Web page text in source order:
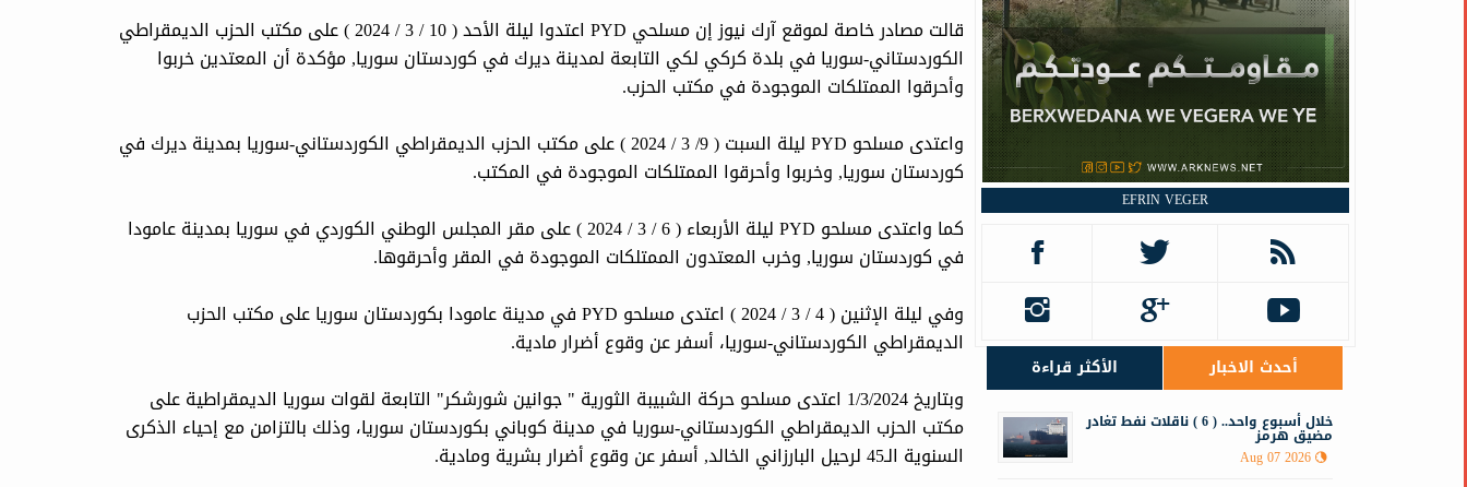
قالت مصادر خاصة لموقع آرك نيوز إن مسلحي PYD اعتدوا ليلة الأحد ( 10 / 3 / 2024 ) على مكتب الحزب الدیمقراطي
الكوردستاني-سوريا في بلدة كركي لكي التابعة لمدينة دیرك في كوردستان سوريا, مؤكدة أن المعتدين خربوا
وأحرقوا الممتلكات الموجودة في مكتب الحزب.
واعتدى مسلحو PYD ليلة السبت ( 9/ 3 / 2024 ) على مكتب الحزب الدیمقراطي الكوردستاني-سوريا بمدينة دیرك في
كوردستان سوريا, وخربوا وأحرقوا الممتلكات الموجودة في المكتب.
كما واعتدى مسلحو PYD ليلة الأربعاء ( 6 / 3 / 2024 ) على مقر المجلس الوطني الكوردي في سوريا بمدينة عامودا
في كوردستان سوريا, وخرب المعتدون الممتلكات الموجودة في المقر وأحرقوها.
وفي ليلة الإثنين ( 4 / 3 / 2024 ) اعتدى مسلحو PYD في مدينة عامودا بكوردستان سوريا على مكتب الحزب
الديمقراطي الكوردستاني-سوريا، أسفر عن وقوع أضرار مادية.
وبتاريخ 1/3/2024 اعتدى مسلحو حركة الشبيبة الثورية " جوانين شورشكر" التابعة لقوات سوريا الديمقراطية على
مكتب الحزب الديمقراطي الكوردستاني-سوريا في مدينة كوباني بكوردستان سوريا، وذلك بالتزامن مع إحياء الذكرى
السنوية الـ45 لرحيل البارزاني الخالد, أسفر عن وقوع أضرار بشرية ومادية.
EFRIN VEGER
أحدث الاخبار الأكثر قراءة
خلال أسبوع واحد.. ( 6 ) ناقلات نفط تغادر
مضيق هرمز
Aug 07 2026